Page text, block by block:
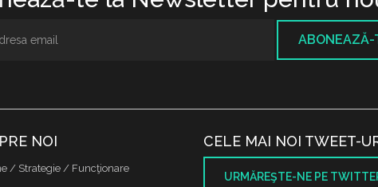
ABONEAZĂ-
NOI
/ Strategie / Funcţionare
CELE MAI NOI TWEET-
URMĂREŞTE-NE PE